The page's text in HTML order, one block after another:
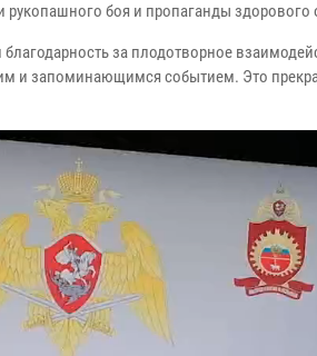
боя и пропаганды здорового
за плодотворное
и запоминающимся событием. Это